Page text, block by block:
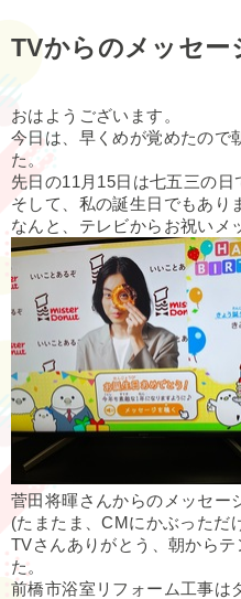
TVからのメッセー
おはようございます。
今日は、早くめが覚めたので
た。
先日の11月15日は七五三の日
そして、私の誕生日でもあり
なんと、テレビからお祝いメ
菅田将暉さんからのメッセー
(たまたま、CMにかぶっただ
TVさんありがとう、朝から
た。
前橋市浴室リフォーム工事は